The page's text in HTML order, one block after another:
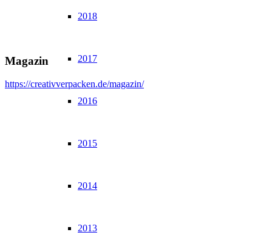
2018
2017
2016
2015
2014
2013
Magazin
https://creativverpacken.de/magazin/